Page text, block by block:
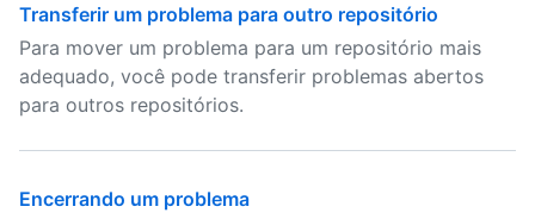
Transferir um problema para outro repositório
Para mover um problema para um repositório mais
adequado, você pode transferir problemas abertos
para outros repositórios.
Encerrando um problema